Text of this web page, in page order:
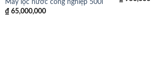
Máy lọc nước công nghiệp 500l
₫ 65,000,000